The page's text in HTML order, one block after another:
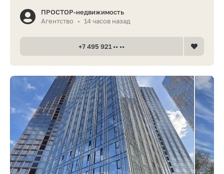
ПРОСТОР-недвижимость
Агентство
• 14 часов назад
+7 495 921 •• ••